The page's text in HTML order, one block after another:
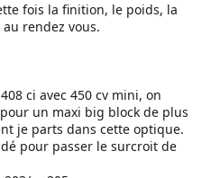
fois la finition, le poids, la
rendez vous.
ci avec 450 cv mini, on
un maxi big block de plus
je parts dans cette optique.
pour passer le surcroit de